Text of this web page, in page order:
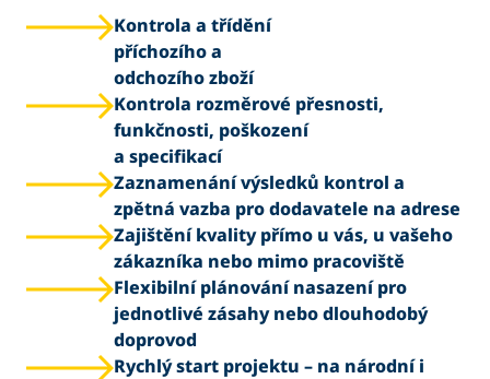
Kontrola a třídění
příchozího a
odchozího zboží
Kontrola rozměrové přesnosti,
funkčnosti, poškození
a specifikací
Zaznamenání výsledků kontrol a
zpětná vazba pro dodavatele na adrese
Zajištění kvality přímo u vás, u vašeho
zákazníka nebo mimo pracoviště
Flexibilní plánování nasazení pro
jednotlivé zásahy nebo dlouhodobý
doprovod
Rychlý start projektu – na národní i